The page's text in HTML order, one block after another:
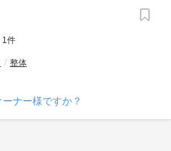
1件
整体
ナー様ですか？